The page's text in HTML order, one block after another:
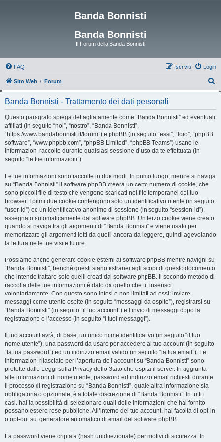
Banda Bonnisti
Banda Bonnisti
Il Forum della Banda Bonnisti
FAQ Login
Iscriviti
Sito Web Forum
Banda Bonnisti - Trattamento dei dati personali
Questo paragrafo spiega dettagliatamente come “Banda Bonnisti” ed eventuali
affiliati (in seguito “noi”, “nostro”, “Banda Bonnisti”,
“https://www.bandabonnisti.it/forum”) e phpBB (in seguito “essi”, “loro”, “phpBB
software”, “www.phpbb.com”, “phpBB Limited”, “phpBB Teams”) usano le
informazioni raccolte durante qualsiasi sessione d’uso da te effettuata (in
seguito “le tue informazioni”).
Le tue informazioni sono raccolte in due modi. In primo luogo, mentre si naviga
su “Banda Bonnisti” il software phpBB creerà un certo numero di cookie, che
sono piccoli file di testo che vengono scaricati nei file temporanei del tuo
browser. I primi due cookie contengono solo un identificativo utente (in seguito
“user-id”) ed un identificativo anonimo di sessione (in seguito “session-id”),
assegnato automaticamente dal software phpBB. Un terzo cookie viene creato
quando si naviga tra gli argomenti di “Banda Bonnisti” e viene usato per
memorizzare gli argomenti letti da quelli ancora da leggere, quindi agevolando
la lettura nelle tue visite future.
Possiamo anche generare cookie esterni al software phpBB mentre navighi su
“Banda Bonnisti”, benché questi siano estranei agli scopi di questo documento
che intende trattare solo quelli creati dal software phpBB. Il secondo metodo di
raccolta delle tue informazioni è dato da quello che tu inserisci
volontariamente. Con questo sono intesi e non limitati ad essi: inviare
messaggi come utente ospite (in seguito “messaggi da ospite”), registrarsi su
“Banda Bonnisti” (in seguito “il tuo account”) e l’invio di messaggi dopo la
registrazione e l’accesso (in seguito “i tuoi messaggi”).
Il tuo account avrà, di base, un unico nome identificativo (in seguito “il tuo
nome utente”), una password da usare per accedere al tuo account (in seguito
“la tua password”) ed un indirizzo email valido (in seguito “la tua email”). Le
informazioni rilasciate per l’apertura dell’account su “Banda Bonnisti” sono
protette dalle Leggi sulla Privacy dello Stato che ospita il server. In aggiunta
alle informazioni di nome utente, password ed indirizzo email richiesti durante
il processo di registrazione su “Banda Bonnisti”, quale altra informazione sia
obbligatoria o opzionale, è a totale discrezione di “Banda Bonnisti”. In tutti i
casi, hai la possibilità di selezionare quali delle informazioni che hai fornito
possano essere rese pubbliche. All’interno del tuo account, hai facoltà di opt-in
o opt-out sul generatore automatico di email del software phpBB.
La password viene criptata (hash unidirezionale) per motivi di sicurezza. In